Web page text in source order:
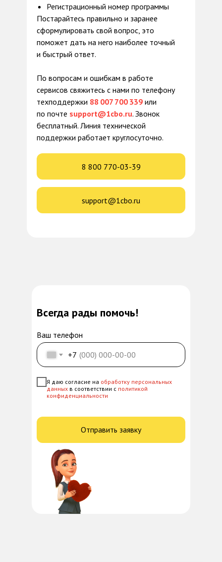
support@1cbo.ru
8 800 770-03-39
Регистрационный номер программы
Постарайтесь правильно и заранее
сформулировать свой вопрос, это
поможет дать на него наиболее точный
и быстрый ответ.
По вопросам и ошибкам в работе
сервисов свяжитесь с нами по телефону
техподдержки 88 007 700 339 или
по почте support@1cbo.ru. Звонок
бесплатный. Линия технической
поддержки работает круглосуточно.
Всегда рады помочь!
Ваш телефон
+7
Я даю согласие на обработку персональных
данных в соответствии с политикой
конфиденциальности
Отправить заявку